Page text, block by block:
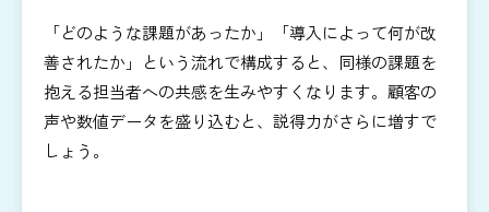
「どのような課題があったか」「導入によって何が改
善されたか」という流れで構成すると、同様の課題を
抱える担当者への共感を生みやすくなります。顧客の
声や数値データを盛り込むと、説得力がさらに増すで
しょう。